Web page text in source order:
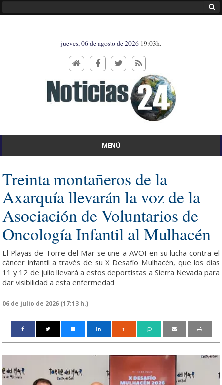
jueves, 06 de agosto de 2026 19:03h.
MENÚ
Treinta montañeros de la
Axarquía llevarán la voz de la
Asociación de Voluntarios de
Oncología Infantil al Mulhacén
El Playas de Torre del Mar se une a AVOI en su lucha contra el
cáncer infantil a través de su X Desafío Mulhacén, que los días
11 y 12 de julio llevará a estos deportistas a Sierra Nevada para
dar visibilidad a esta enfermedad
06 de julio de 2026 (17:13 h.)
m